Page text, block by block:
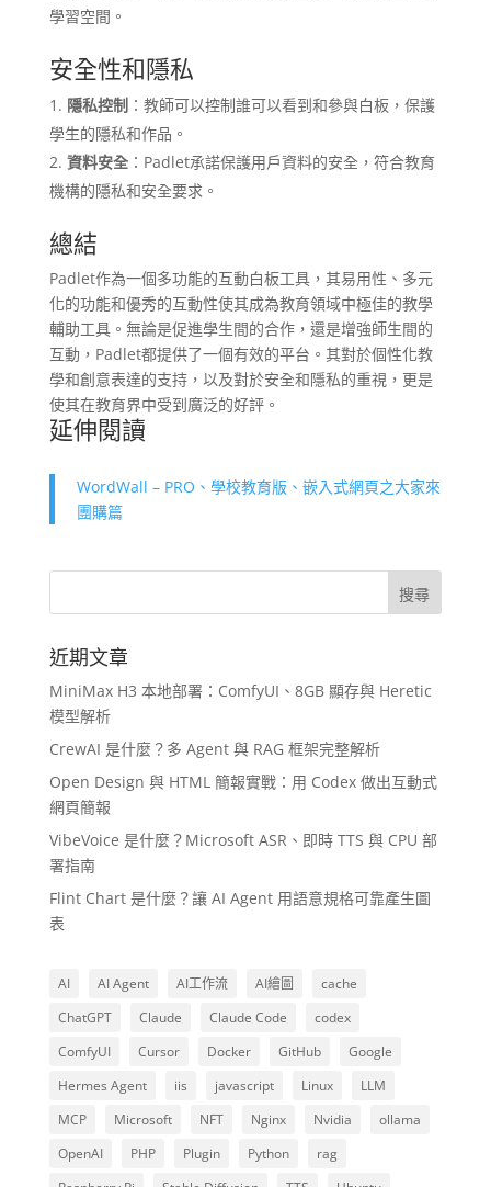
學習空間。
安全性和隱私
隱私控制 ：教師可以控制誰可以看到和參與白板，保護
學生的隱私和作品。
資料安全：Padlet承諾保護用戶資料的安全，符合教育
機構的隱私和安全要求。
總結
Padlet作為一個多功能的互動白板工具，其易用性、多元
化的功能和優秀的互動性使其成為教育領域中極佳的教學
輔助工具。無論是促進學生間的合作，還是增強師生間的
互動，Padlet都提供了一個有效的平台。其對於個性化教
學和創意表達的支持，以及對於安全和隱私的重視，更是
使其在教育界中受到廣泛的好評。
延伸閱讀
WordWall – PRO、學校教育版、嵌入式網頁之大家來
團購篇
近期文章
MiniMax H3 本地部署：ComfyUI、8GB 顯存與 Heretic
模型解析
CrewAI 是什麼？多 Agent 與 RAG 框架完整解析
Open Design 與 HTML 簡報實戰：用 Codex 做出互動式
網頁簡報
VibeVoice 是什麼？Microsoft ASR、即時 TTS 與 CPU 部
署指南
Flint Chart 是什麼？讓 AI Agent 用語意規格可靠產生圖
表
AI AI Agent AI工作流 AI繪圖
cache
ChatGPT
Claude Claude Code
codex
ComfyUI
Cursor Docker GitHub
Google
Hermes Agent
iis javascript Linux
LLM
MCP
Microsoft NFT Nginx Nvidia
ollama
OpenAI
PHP Plugin Python
rag